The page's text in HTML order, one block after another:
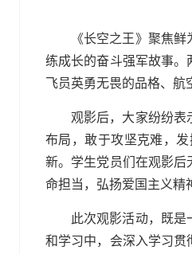
《长空之王》聚焦
练成长的奋斗强军故事
飞员英勇无畏的品格、航
观影后，大家纷纷表
布局，敢于攻坚克难，
新。学生党员们在观影
命担当，弘扬爱国主义精
此次观影活动，既
和学习中，会深入学习